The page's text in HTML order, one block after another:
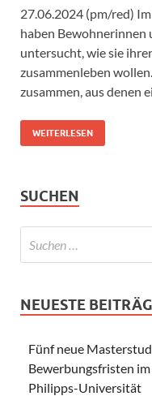
27.06.2024 (pm/red)
haben Bewohnerinnen
untersucht, wie sie
zusammenleben
zusammen, aus denen
WEITERLESEN
SUCHEN
NEUESTE
Fünf neue
Bewerbungsfristen
Philipps-Universität